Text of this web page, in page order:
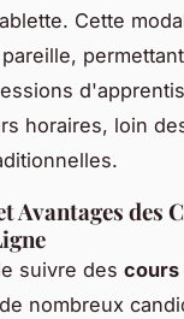
Cette
horaires, loin
Avantages des
suivre des cours
nombreux